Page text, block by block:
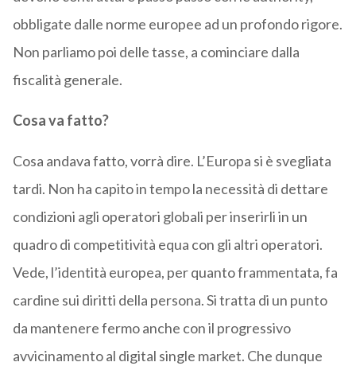
obbligate dalle norme europee ad un profondo rigore.
Non parliamo poi delle tasse, a cominciare dalla
fiscalità generale.
Cosa va fatto?
Cosa andava fatto, vorrà dire. L’Europa si è svegliata
tardi. Non ha capito in tempo la necessità di dettare
condizioni agli operatori globali per inserirli in un
quadro di competitività equa con gli altri operatori.
Vede, l’identità europea, per quanto frammentata, fa
cardine sui diritti della persona. Si tratta di un punto
da mantenere fermo anche con il progressivo
avvicinamento al digital single market. Che dunque